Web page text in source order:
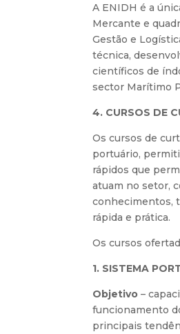
A ENIDH é a
Mercante e
Gestão e
técnica,
científicos de
sector Marítimo
4. CURSOS DE
Os cursos de
portuário,
rápidos que
atuam no setor,
conhecimentos,
rápida e prática.
Os cursos
1. SISTEMA
Objetivo –
funcionamento
principais